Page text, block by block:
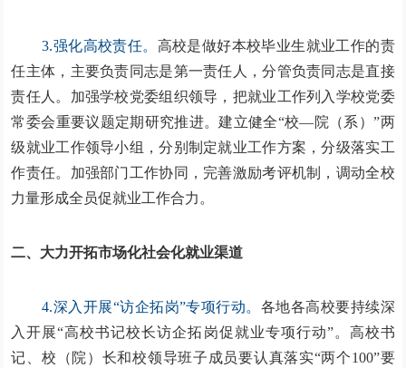
3.强化高校责任。 高校是做好本校毕业生就业工作的责
任主体，主要负责同志是第一责任人，分管负责同志是直接
责任人。加强学校党委组织领导，把就业工作列入学校党委
常委会重要议题定期研究推进。建立健全“校—院（系）”两
级就业工作领导小组，分别制定就业工作方案，分级落实工
作责任。加强部门工作协同，完善激励考评机制，调动全校
力量形成全员促就业工作合力。
二、大力开拓市场化社会化就业渠道
4.深入开展“访企拓岗”专项行动。 各地各高校要持续深
入开展“高校书记校长访企拓岗促就业专项行动”。高校书
记、校（院）长和校领导班子成员要认真落实“两个100”要